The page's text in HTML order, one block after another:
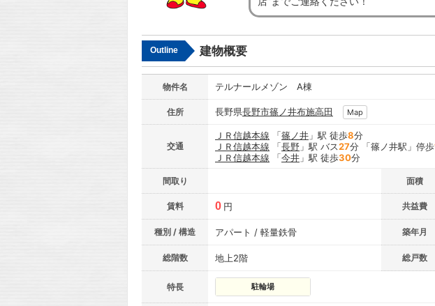
Outline 建物概要
物件名 テルナールメゾン A棟
住所 長野県長野市篠ノ井布施高田 Map
交通
ＪＲ信越本線 「篠ノ井 」駅 徒歩8分
ＪＲ信越本線 「長野 」駅 バス27分 「篠ノ井駅」停歩
ＪＲ信越本線 「今井 」駅 徒歩30分
間取り 面積
賃料 0 円 共益費
種別 / 構造 アパート / 軽量鉄骨 築年月
総階数 地上2階 総戸数
特長 駐輪場